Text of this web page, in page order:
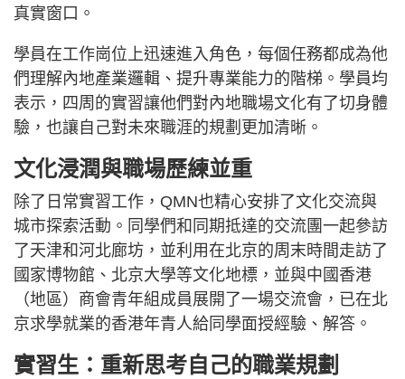
真實窗口。
學員在工作崗位上迅速進入角色，每個任務都成為他
們理解內地產業邏輯、提升專業能力的階梯。學員均
表示，四周的實習讓他們對內地職場文化有了切身體
驗，也讓自己對未來職涯的規劃更加清晰。
文化浸潤與職場歷練並重
除了日常實習工作，QMN也精心安排了文化交流與
城市探索活動。同學們和同期抵達的交流團一起參訪
了天津和河北廊坊，並利用在北京的周末時間走訪了
國家博物館、北京大學等文化地標，並與中國香港
（地區）商會青年組成員展開了一場交流會，已在北
京求學就業的香港年青人給同學面授經驗、解答。
實習生：重新思考自己的職業規劃